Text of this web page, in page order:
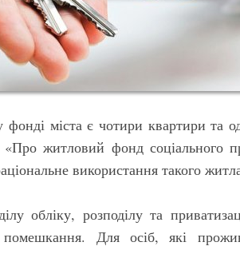
фонді міста є чотири квартири та
житловий фонд соціального
використання такого
обліку, розподілу та
Для осіб, які